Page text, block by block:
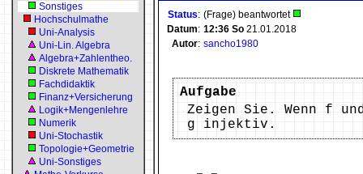
Sonstiges
Hochschulmathe
Uni-Analysis
Uni-Lin. Algebra
Algebra+Zahlentheo.
Diskrete Mathematik
Fachdidaktik
Finanz+Versicherung
Logik+Mengenlehre
Numerik
Uni-Stochastik
Topologie+Geometrie
Uni-Sonstiges
Status: (Frage) beantwortet
Datum: 12:36 So 21.01.2018
Autor: sancho1980
Aufgabe
Zeigen Sie. Wenn f
g injektiv.